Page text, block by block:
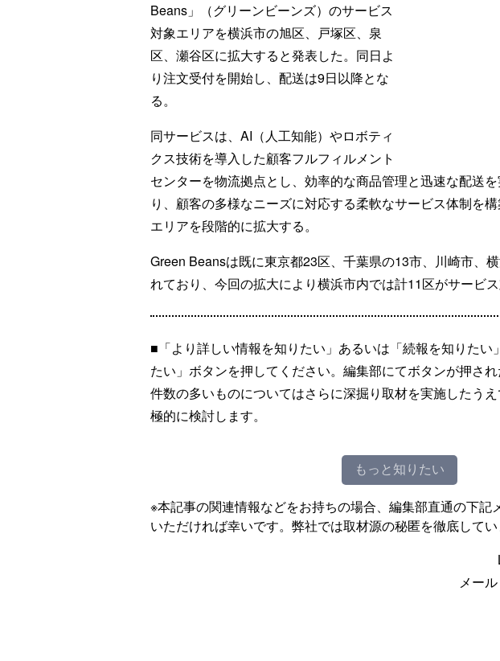
Beans」（グリーンビーンズ）のサービス
対象エリアを横浜市の旭区、戸塚区、泉
区、瀬谷区に拡大すると発表した。同日よ
り注文受付を開始し、配送は9日以降とな
る。
同サービスは、AI（人工知能）やロボティ
クス技術を導入した顧客フルフィルメント
センターを物流拠点とし、効率的な商品管理と迅速な配送
り、顧客の多様なニーズに対応する柔軟なサービス体制を
エリアを段階的に拡大する。
Green Beansは既に東京都23区、千葉県の13市、川崎市、
れており、今回の拡大により横浜市内では計11区がサービス
■「より詳しい情報を知りたい」あるいは「続報を知りたい
たい」ボタンを押してください。編集部にてボタンが押され
件数の多いものについてはさらに深掘り取材を実施したう
極的に検討します。
もっと知りたい
※本記事の関連情報などをお持ちの場合、編集部直通の下記
いただければ幸いです。弊社では取材源の秘匿を徹底してい
メー